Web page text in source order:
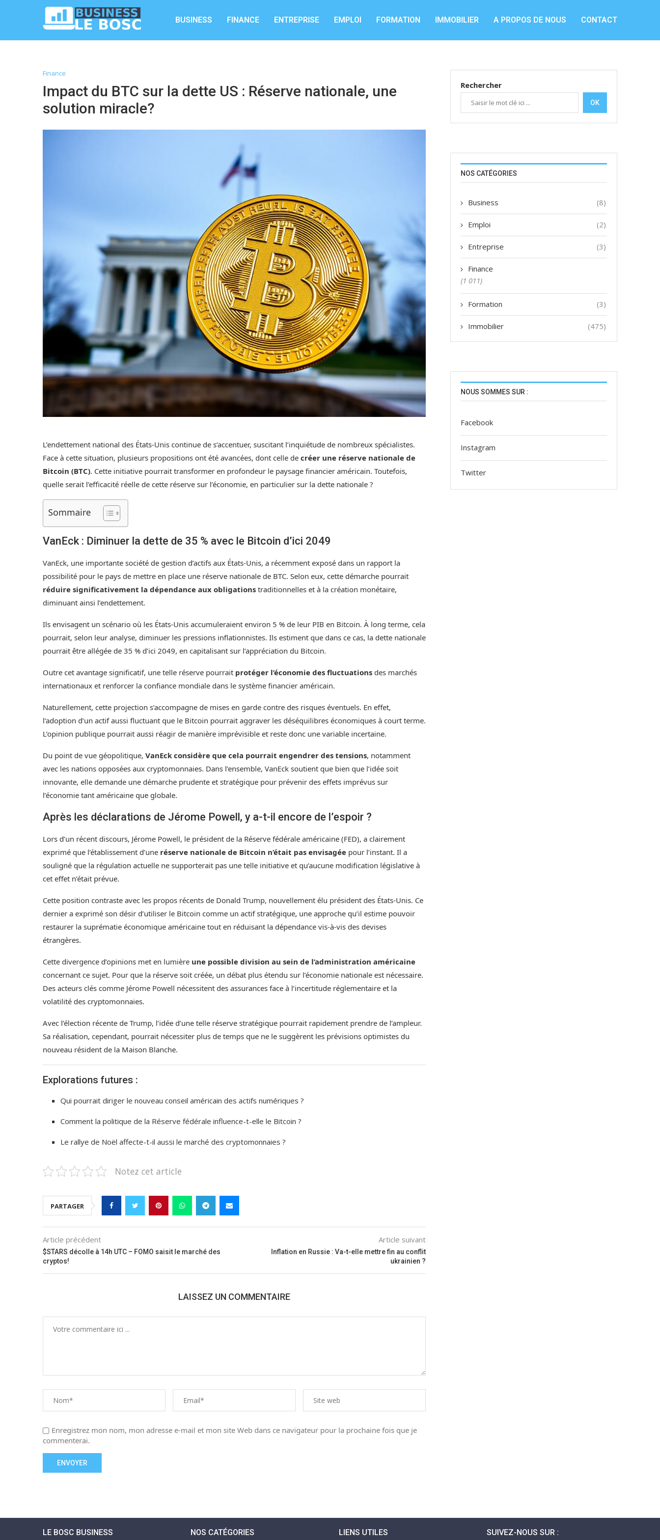
BUSINESS FINANCE ENTREPRISE EMPLOI FORMATION IMMOBILIER A PROPOS DE NOUS CONTACT
Finance
Impact du BTC sur la dette US : Réserve nationale, une
solution miracle?
L’endettement national des États-Unis continue de s’accentuer, suscitant l’inquiétude de nombreux spécialistes.
Face à cette situation, plusieurs propositions ont été avancées, dont celle de créer une réserve nationale de
Bitcoin (BTC). Cette initiative pourrait transformer en profondeur le paysage financier américain. Toutefois,
quelle serait l’efficacité réelle de cette réserve sur l’économie, en particulier sur la dette nationale ?
Sommaire
VanEck : Diminuer la dette de 35 % avec le Bitcoin d’ici 2049
VanEck, une importante société de gestion d’actifs aux États-Unis, a récemment exposé dans un rapport la
possibilité pour le pays de mettre en place une réserve nationale de BTC. Selon eux, cette démarche pourrait
réduire significativement la dépendance aux obligations traditionnelles et à la création monétaire,
diminuant ainsi l’endettement.
Ils envisagent un scénario où les États-Unis accumuleraient environ 5 % de leur PIB en Bitcoin. À long terme, cela
pourrait, selon leur analyse, diminuer les pressions inflationnistes. Ils estiment que dans ce cas, la dette nationale
pourrait être allégée de 35 % d’ici 2049, en capitalisant sur l’appréciation du Bitcoin.
Outre cet avantage significatif, une telle réserve pourrait protéger l’économie des fluctuations des marchés
internationaux et renforcer la confiance mondiale dans le système financier américain.
Naturellement, cette projection s’accompagne de mises en garde contre des risques éventuels. En effet,
l’adoption d’un actif aussi fluctuant que le Bitcoin pourrait aggraver les déséquilibres économiques à court terme.
L’opinion publique pourrait aussi réagir de manière imprévisible et reste donc une variable incertaine.
Du point de vue géopolitique, VanEck considère que cela pourrait engendrer des tensions, notamment
avec les nations opposées aux cryptomonnaies. Dans l’ensemble, VanEck soutient que bien que l’idée soit
innovante, elle demande une démarche prudente et stratégique pour prévenir des effets imprévus sur
l’économie tant américaine que globale.
Après les déclarations de Jérome Powell, y a-t-il encore de l’espoir ?
Lors d’un récent discours, Jérome Powell, le président de la Réserve fédérale américaine (FED), a clairement
exprimé que l’établissement d’une réserve nationale de Bitcoin n’était pas envisagée pour l’instant. Il a
souligné que la régulation actuelle ne supporterait pas une telle initiative et qu’aucune modification législative à
cet effet n’était prévue.
Cette position contraste avec les propos récents de Donald Trump, nouvellement élu président des États-Unis. Ce
dernier a exprimé son désir d’utiliser le Bitcoin comme un actif stratégique, une approche qu’il estime pouvoir
restaurer la suprématie économique américaine tout en réduisant la dépendance vis-à-vis des devises
étrangères.
Cette divergence d’opinions met en lumière une possible division au sein de l’administration américaine
concernant ce sujet. Pour que la réserve soit créée, un débat plus étendu sur l’économie nationale est nécessaire.
Des acteurs clés comme Jérome Powell nécessitent des assurances face à l’incertitude réglementaire et la
volatilité des cryptomonnaies.
Avec l’élection récente de Trump, l’idée d’une telle réserve stratégique pourrait rapidement prendre de l’ampleur.
Sa réalisation, cependant, pourrait nécessiter plus de temps que ne le suggèrent les prévisions optimistes du
nouveau résident de la Maison Blanche.
Explorations futures :
Qui pourrait diriger le nouveau conseil américain des actifs numériques ?
Comment la politique de la Réserve fédérale influence-t-elle le Bitcoin ?
Le rallye de Noël affecte-t-il aussi le marché des cryptomonnaies ?
Notez cet article
PARTAGER
Article précédent
$STARS décolle à 14h UTC – FOMO saisit le marché des
cryptos!
Article suivant
Inflation en Russie : Va-t-elle mettre fin au conflit
ukrainien ?
LAISSEZ UN COMMENTAIRE
Enregistrez mon nom, mon adresse e-mail et mon site Web dans ce navigateur pour la prochaine fois que je
commenterai.
Rechercher
OK
NOS CATÉGORIES
Business (8)
Emploi (2)
Entreprise (3)
Finance
(1 011)
Formation (3)
Immobilier (475)
NOUS SOMMES SUR :
Facebook
Instagram
Twitter
LE BOSC BUSINESS NOS CATÉGORIES LIENS UTILES SUIVEZ-NOUS SUR :